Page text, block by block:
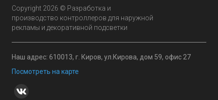
Copyright 2026 © Разработка и
производство контроллеров для наружной
рекламы и декоративной подсветки
Наш адрес: 610013, г. Киров, ул.Кирова, дом 59, офис 27
Посмотреть на карте